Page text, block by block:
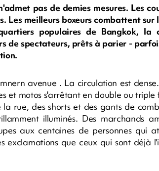
pas de demies mesures. Les
Les meilleurs boxeurs combattent sur
populaires de Bangkok, la
de spectateurs, prêts à parier -
avenue . La circulation est
et motos s'arrêtant en double ou triple
rue, des shorts et des gants de
illuminés. Des marchands
aux centaines de personnes qui
exclamations que ceux qui sont déjà